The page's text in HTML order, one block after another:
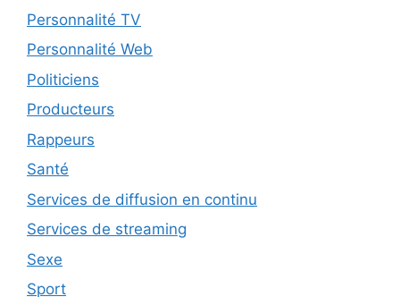
Personnalité TV
Personnalité Web
Politiciens
Producteurs
Rappeurs
Santé
Services de diffusion en continu
Services de streaming
Sexe
Sport